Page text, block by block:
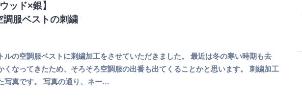
ッド×銀】
服ベストの刺繍
ルの空調服ベストに刺繍加工をさせていただきました。 最近は冬の寒い時期も去
くなってきたため、そろそろ空調服の出番も出てくることかと思います。 刺繍加工
写真です。 写真の通り、ネー…